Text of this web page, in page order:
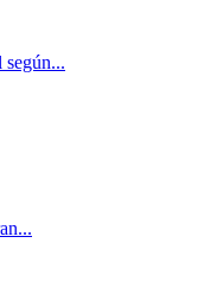
según...